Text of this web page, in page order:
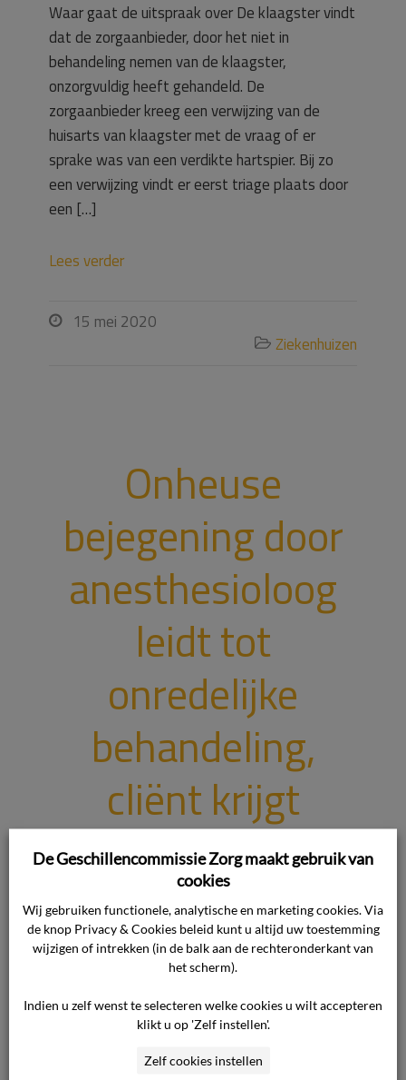
Waar gaat de uitspraak over De klaagster vindt
dat de zorgaanbieder, door het niet in
behandeling nemen van de klaagster,
onzorgvuldig heeft gehandeld. De
zorgaanbieder kreeg een verwijzing van de
huisarts van klaagster met de vraag of er
sprake was van een verdikte hartspier. Bij zo
een verwijzing vindt er eerst triage plaats door
een […]
Lees verder
 15 mei 2020
 Ziekenhuizen
Onheuse
bejegening door
anesthesioloog
leidt tot
onredelijke
behandeling,
cliënt krijgt
schadevergoedin
g
Waar gaat de uitspraak over De manier waarop
een anesthesioloog met de cliënte omging
(bejegening) was niet juist. Daardoor kan zij niet
meer terecht bij het desbetreffende ziekenhuis
voor behandeling. De cliënte moet extra
De Geschillencommissie Zorg maakt gebruik van
cookies
Wij gebruiken functionele, analytische en marketing cookies. Via
de knop Privacy & Cookies beleid kunt u altijd uw toestemming
wijzigen of intrekken (in de balk aan de rechteronderkant van
het scherm).
Indien u zelf wenst te selecteren welke cookies u wilt accepteren
klikt u op 'Zelf instellen'.
Zelf cookies instellen